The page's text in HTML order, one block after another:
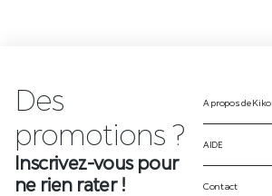
AJOUTER AU PANIER
Des
promotions ?
Inscrivez-vous pour
ne rien rater !
A propos de Kiko
AIDE
Contact